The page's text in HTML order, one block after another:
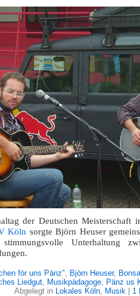
der Deutschen Meisterschaft
Köln sorgte Björn Heuser
Unterhaltung
för uns Pänz" Björn Heuser,
Liedgut
Musikpädagoge
Pänz us
Abgelegt in
Lokales Köln, Musik 1